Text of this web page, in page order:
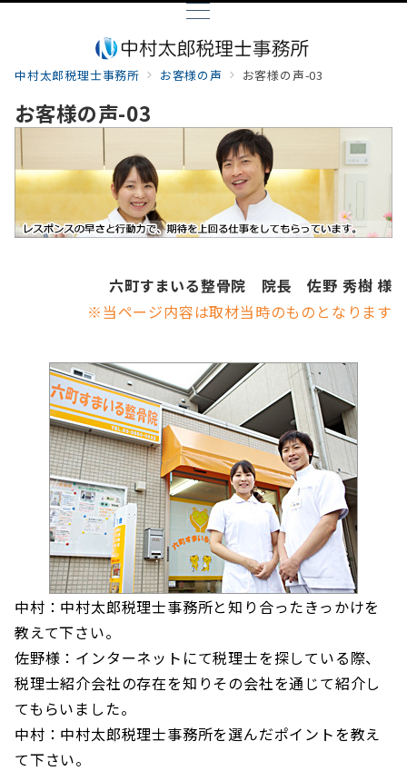
中村太郎税理士事務所 お客様の声 お客様の声-03
お客様の声-03
六町すまいる整骨院 院長 佐野 秀樹 様
※当ページ内容は取材当時のものとなります
中村：中村太郎税理士事務所と知り合ったきっかけを
教えて下さい。
佐野様：インターネットにて税理士を探している際、
税理士紹介会社の存在を知りその会社を通じて紹介し
てもらいました。
中村：中村太郎税理士事務所を選んだポイントを教え
て下さい。